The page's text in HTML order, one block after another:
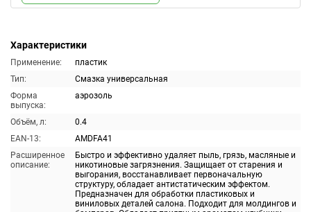
Характеристики
Применение:
пластик
Тип:
Смазка универсальная
Форма
выпуска:
аэрозоль
Объём, л:
0.4
EAN-13:
AMDFA41
Расширенное
описание:
Быстро и эффективно удаляет пыль, грязь, масляные и
никотиновые загрязнения. Защищает от старения и
выгорания, восстанавливает первоначальную
структуру, обладает антистатическим эффектом.
Предназначен для обработки пластиковых и
виниловых деталей салона. Подходит для молдингов и